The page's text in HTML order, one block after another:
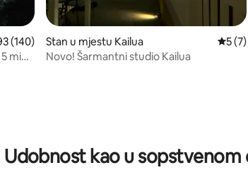
ocjena 4,93 od 5, recenzija: 140
(140)
min.
Stan u mjestu Kailua
5 (7)
Novo! Šarmantni studio Kailua
Udobnost kao u